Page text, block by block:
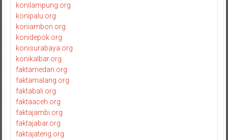
konilampung.org
konipalu.org
koniambon.org
konidepok.org
konisurabaya.org
konikalbar.org
faktamedan.org
faktamalang.org
faktabali.org
faktaaceh.org
faktajambi.org
faktajabar.org
faktajateng.org